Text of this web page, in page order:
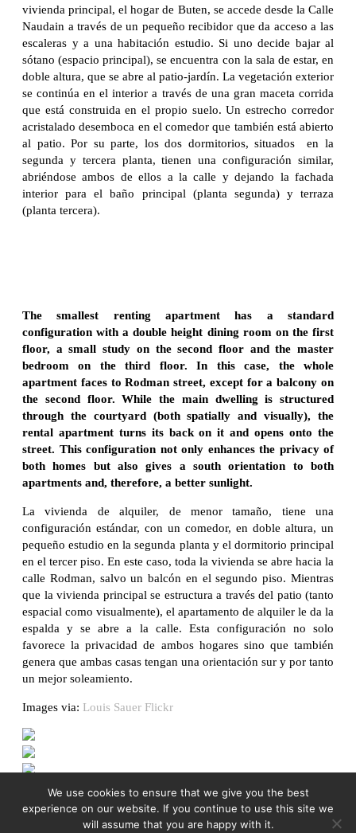
vivienda principal, el hogar de Buten, se accede desde la Calle
Naudain a través de un pequeño recibidor que da acceso a las
escaleras y a una habitación estudio. Si uno decide bajar al
sótano (espacio principal), se encuentra con la sala de estar, en
doble altura, que se abre al patio-jardín. La vegetación exterior
se continúa en el interior a través de una gran maceta corrida
que está construida en el propio suelo. Un estrecho corredor
acristalado desemboca en el comedor que también está abierto
al patio. Por su parte, los dos dormitorios, situados en la
segunda y tercera planta, tienen una configuración similar,
abriéndose ambos de ellos a la calle y dejando la fachada
interior para el baño principal (planta segunda) y terraza
(planta tercera).
The smallest renting apartment has a standard
configuration with a double height dining room on the first
floor, a small study on the second floor and the master
bedroom on the third floor. In this case, the whole
apartment faces to Rodman street, except for a balcony on
the second floor. While the main dwelling is structured
through the courtyard (both spatially and visually), the
rental apartment turns its back on it and opens onto the
street. This configuration not only enhances the privacy of
both homes but also gives a south orientation to both
apartments and, therefore, a better sunlight.
La vivienda de alquiler, de menor tamaño, tiene una
configuración estándar, con un comedor, en doble altura, un
pequeño estudio en la segunda planta y el dormitorio principal
en el tercer piso. En este caso, toda la vivienda se abre hacia la
calle Rodman, salvo un balcón en el segundo piso. Mientras
que la vivienda principal se estructura a través del patio (tanto
espacial como visualmente), el apartamento de alquiler le da la
espalda y se abre a la calle. Esta configuración no solo
favorece la privacidad de ambos hogares sino que también
genera que ambas casas tengan una orientación sur y por tanto
un mejor soleamiento.
Images via: Louis Sauer Flickr
We use cookies to ensure that we give you the best
experience on our website. If you continue to use this site we
will assume that you are happy with it.